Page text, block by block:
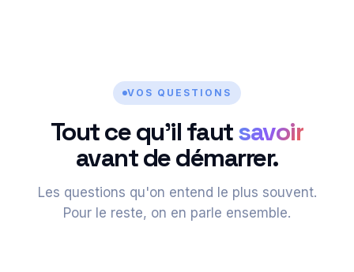
VOS QUESTIONS
Tout ce qu'il fautsavoir
avant de démarrer.
Les questions qu'on entend le plus souvent.
Pour le reste, on en parle ensemble.